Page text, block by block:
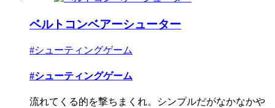
ベルトコンベアーシューター
#シューティングゲーム
#シューティングゲーム
流れてくる的を撃ちまくれ。シンプルだがなかなかや